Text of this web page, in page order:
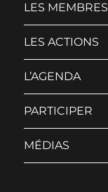
LES MEMBRES
LES ACTIONS
L’AGENDA
PARTICIPER
MÉDIAS